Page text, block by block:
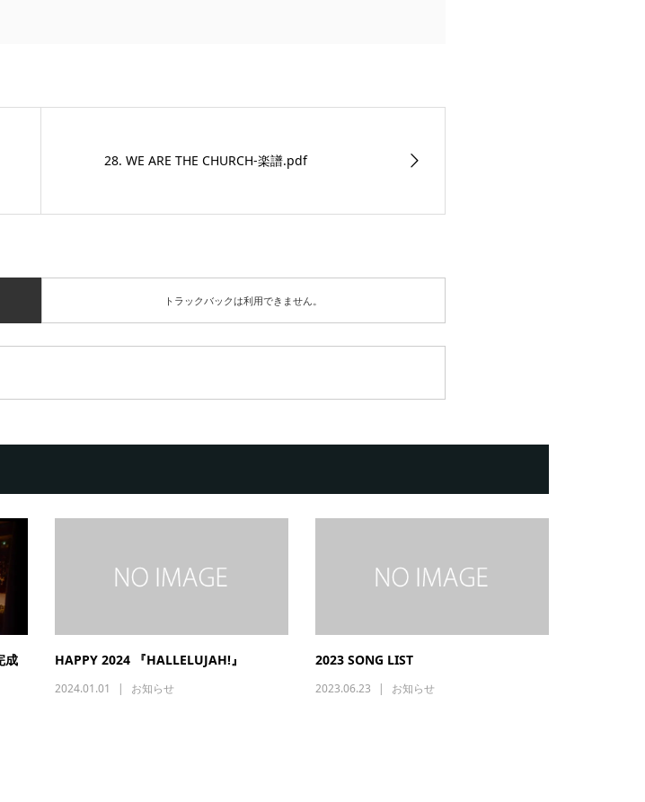
28. WE ARE THE CHURCH-楽譜.pdf
トラックバックは利用できません。
成
HAPPY 2024 『HALLELUJAH!』
2024.01.01 お知らせ
2023 SONG LIST
2023.06.23 お知らせ